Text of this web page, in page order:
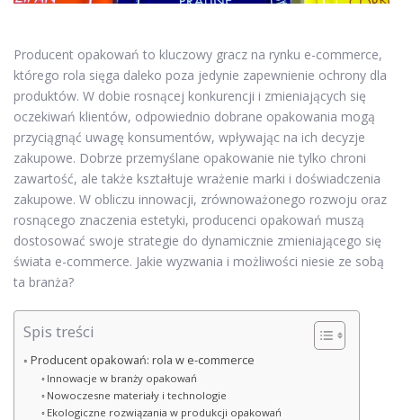
Producent opakowań to kluczowy gracz na rynku e-commerce,
którego rola sięga daleko poza jedynie zapewnienie ochrony dla
produktów. W dobie rosnącej konkurencji i zmieniających się
oczekiwań klientów, odpowiednio dobrane opakowania mogą
przyciągnąć uwagę konsumentów, wpływając na ich decyzje
zakupowe. Dobrze przemyślane opakowanie nie tylko chroni
zawartość, ale także kształtuje wrażenie marki i doświadczenia
zakupowe. W obliczu innowacji, zrównoważonego rozwoju oraz
rosnącego znaczenia estetyki, producenci opakowań muszą
dostosować swoje strategie do dynamicznie zmieniającego się
świata e-commerce. Jakie wyzwania i możliwości niesie ze sobą
ta branża?
Spis treści
Producent opakowań: rola w e-commerce
Innowacje w branży opakowań
Nowoczesne materiały i technologie
Ekologiczne rozwiązania w produkcji opakowań